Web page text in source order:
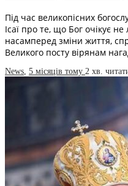
Під час великопісних
Ісаї про те, що Бог очікує
насамперед зміни життя,
Великого посту вірянам
News 5 місяців тому 2 хв.